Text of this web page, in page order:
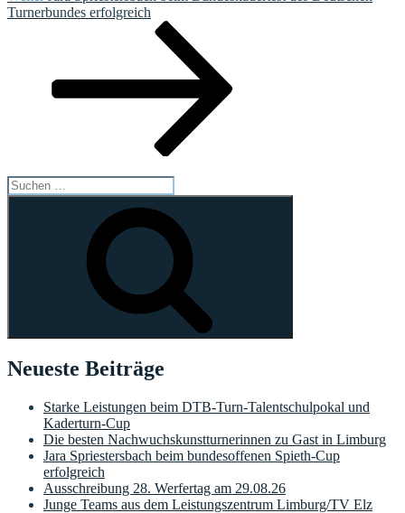
Beitrag
Turnerbundes erfolgreich
Suchen
nach:
Neueste Beiträge
Starke Leistungen beim DTB-Turn-Talentschulpokal und
Kaderturn-Cup
Die besten Nachwuchskunstturnerinnen zu Gast in Limburg
Jara Spriestersbach beim bundesoffenen Spieth-Cup
erfolgreich
Ausschreibung 28. Werfertag am 29.08.26
Junge Teams aus dem Leistungszentrum Limburg/TV Elz